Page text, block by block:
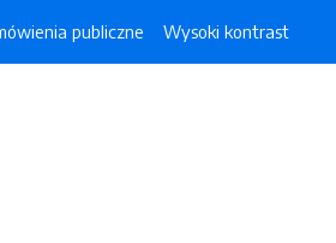
publiczne Wysoki kontrast